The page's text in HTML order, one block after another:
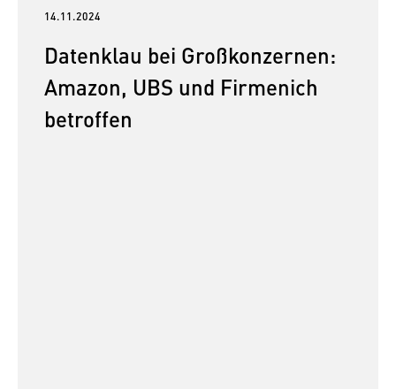
14.11.2024
Datenklau bei Großkonzernen:
Amazon, UBS und Firmenich
betroffen